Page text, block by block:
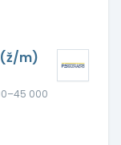
m)
000